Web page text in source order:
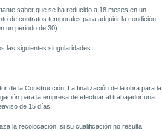
saber que se ha reducido a 18 meses en un
de contratos temporales para adquirir la condición
un periodo de 30)
las siguientes singularidades:
de la Construcción. La finalización de la obra para la
para la empresa de efectuar al trabajador una
de 15 días.
la recolocación, si su cualificación no resulta